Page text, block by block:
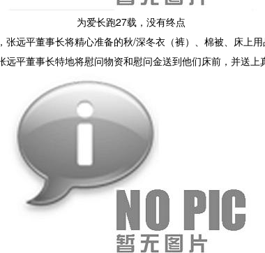
为爱长跑27载，没有终点
远平董事长将精心准备的秋/深冬衣（裤）、棉被、床上
平董事长特地将慰问物资和慰问金送到他们床前，并送上